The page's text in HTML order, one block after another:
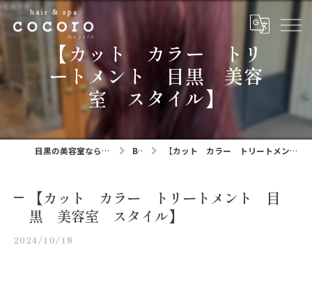
【カット カラー トリ
ートメント 目黒 美容
室 スタイル】
目黒の美容室ならhair&spa cocoro Blog 【カット カラー トリートメント 目黒 美容室 スタイル】
【カット カラー トリートメント 目
黒 美容室 スタイル】
2024/10/18